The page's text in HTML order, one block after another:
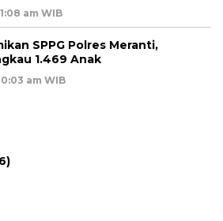
am WIB
SPPG Polres Meranti,
1.469 Anak
am WIB